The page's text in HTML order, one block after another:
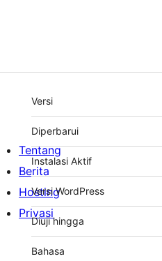
Meta
Versi
Diperbarui
Instalasi Aktif
Versi WordPress
Diuji hingga
Bahasa
Tentang
Berita
Hosting
Privasi